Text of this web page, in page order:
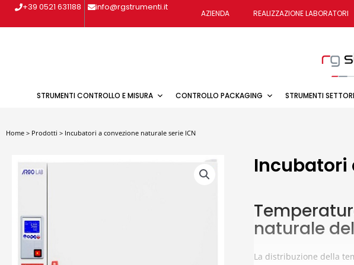
+39 0521 631188 info@rgstrumenti.it
AZIENDA REALIZZAZIONE LABORATORI
STRUMENTI CONTROLLO E MISURA CONTROLLO PACKAGING STRUMENTI
Home > Prodotti > Incubatori a convezione naturale serie ICN
Incubatori
naturale
La distribuzione della